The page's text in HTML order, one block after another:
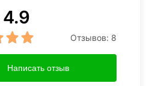
4.9
Отзывов: 8
Написать отзыв